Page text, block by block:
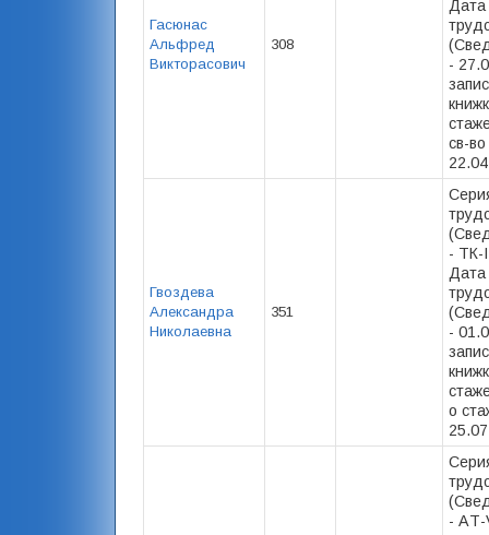
Гасюнас
Альфред
Викторасович
308
Дата
-
св-
Гвоздева
Александра
Николаевна
351
- ТК-
Дата
-
о
-